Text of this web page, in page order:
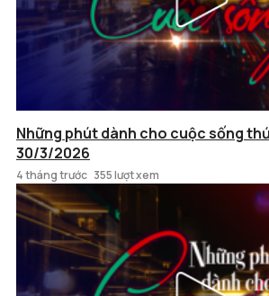
Những phút dành cho cuộc sống
30/3/2026
4 tháng trước 355 lượt xem